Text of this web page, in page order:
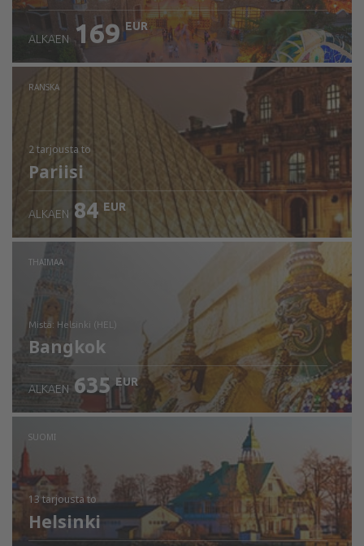
Tarkista tiedot
ALKAEN 169 EUR
RANSKA
2 tarjousta to
Pariisi
ALKAEN 84 EUR
THAIMAA
mistä: Helsinki (HEL)
Bangkok
Tarkista tiedot
ALKAEN 635 EUR
SUOMI
13 tarjousta to
Helsinki